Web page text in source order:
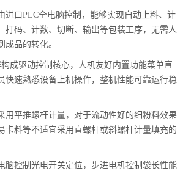
口PLC全电脑控制，能够实现自动上料、计
打码、计数、切断、输出等包装工序，无需人
成品的转化。
成驱动控制核心，人机友好内置功能菜单直
快速熟悉设备上机操作，整机性能可靠运行稳
平推螺杆计量，对于流动性好的细粉料效果
卡料等不适宜采用直螺杆或斜螺杆计量填充的
控制光电开关定位，步进电机控制袋长性能